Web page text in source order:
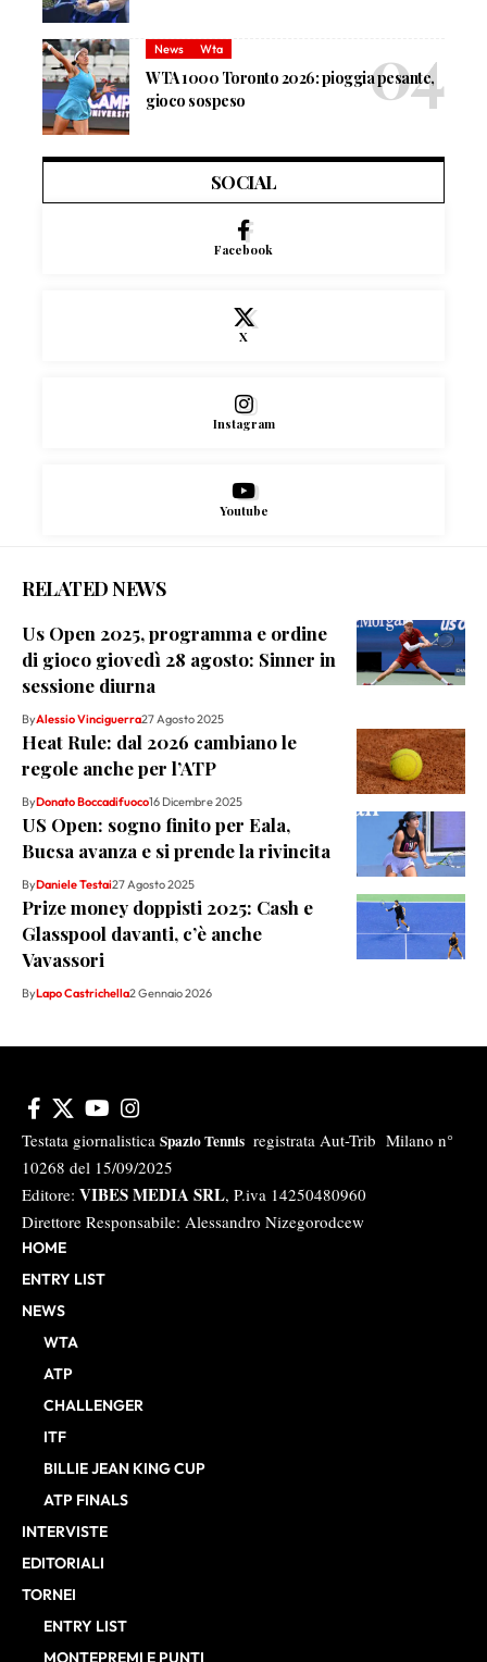
News Wta
WTA 1000 Toronto 2026: pioggia pesante,
gioco sospeso
SOCIAL
Facebook
X
Instagram
Youtube
RELATED NEWS
Us Open 2025, programma e ordine
di gioco giovedì 28 agosto: Sinner in
sessione diurna
ByAlessio Vinciguerra27 Agosto 2025
Heat Rule: dal 2026 cambiano le
regole anche per l’ATP
ByDonato Boccadifuoco16 Dicembre 2025
US Open: sogno finito per Eala,
Bucsa avanza e si prende la rivincita
ByDaniele Testai27 Agosto 2025
Prize money doppisti 2025: Cash e
Glasspool davanti, c’è anche
Vavassori
ByLapo Castrichella2 Gennaio 2026
Testata giornalistica Spazio Tennis registrata Aut-Trib Milano n°
10268 del 15/09/2025
Editore: VIBES MEDIA SRL, P.iva 14250480960
Direttore Responsabile: Alessandro Nizegorodcew
HOME
ENTRY LIST
NEWS
WTA
ATP
CHALLENGER
ITF
BILLIE JEAN KING CUP
ATP FINALS
INTERVISTE
EDITORIALI
TORNEI
ENTRY LIST
MONTEPREMI E PUNTI